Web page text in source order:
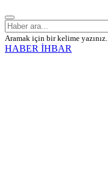
Aramak için bir kelime yazınız.
HABER İHBAR